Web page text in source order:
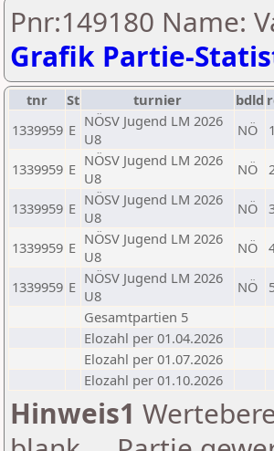
Pnr:149180 Name:
Grafik Partie-
tnr St turnier bdld
1339959 E NÖSV Jugend LM 2026
U8
NÖ 1
1339959 E NÖSV Jugend LM 2026
U8
NÖ
1339959 E NÖSV Jugend LM 2026
U8
NÖ
1339959 E NÖSV Jugend LM 2026
U8
NÖ
1339959 E NÖSV Jugend LM 2026
U8
NÖ
Gesamtpartien 5
Elozahl per 01.04.2026
Elozahl per 01.07.2026
Elozahl per 01.10.2026
Hinweis1